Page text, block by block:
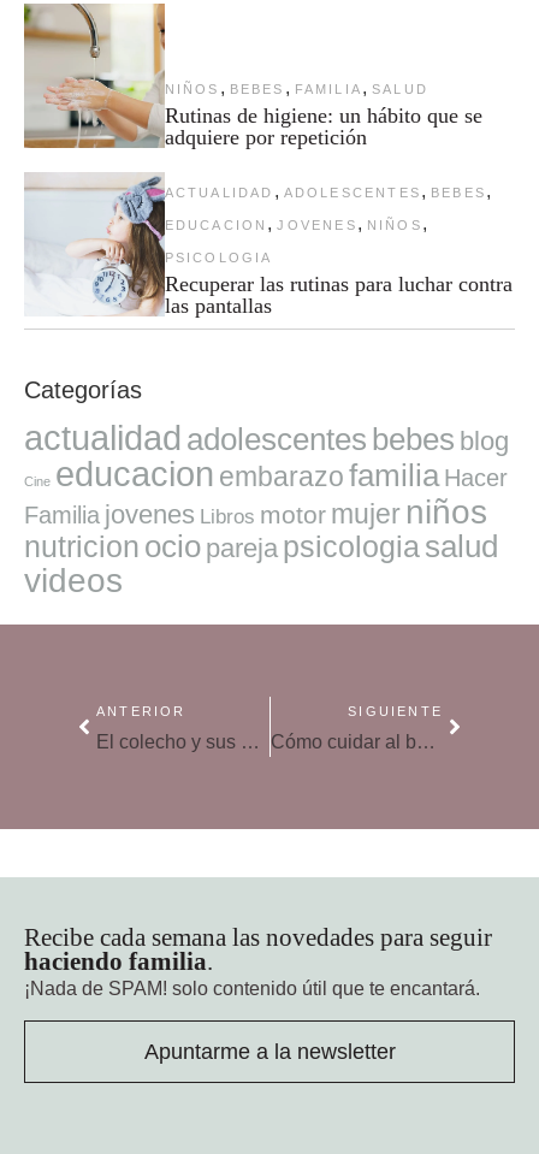
NIÑOS , BEBES , FAMILIA , SALUD
Rutinas de higiene: un hábito que se
adquiere por repetición
ACTUALIDAD , ADOLESCENTES , BEBES ,
EDUCACION , JOVENES , NIÑOS ,
PSICOLOGIA
Recuperar las rutinas para luchar contra
las pantallas
Categorías
actualidad adolescentes bebes blog
Cine educacion embarazofamilia Hacer
Familia jovenes Libros motor mujer niños
nutricion ocio pareja psicologiasalud
videos
ANTERIOR
El colecho y sus beneficios para el bebé
SIGUIENTE
Cómo cuidar al bebé prematuro
Recibe cada semana las novedades para seguir
haciendo familia.
¡Nada de SPAM! solo contenido útil que te encantará.
Apuntarme a la newsletter